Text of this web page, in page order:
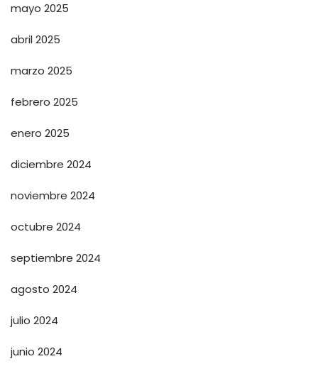
mayo 2025
abril 2025
marzo 2025
febrero 2025
enero 2025
diciembre 2024
noviembre 2024
octubre 2024
septiembre 2024
agosto 2024
julio 2024
junio 2024